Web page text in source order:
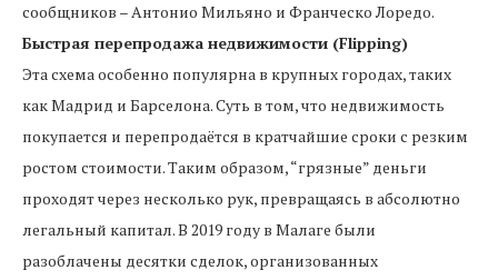
сообщников – Антонио Мильяно и Франческо Лоредо.
Быстрая перепродажа недвижимости (Flipping)
Эта схема особенно популярна в крупных городах, таких
как Мадрид и Барселона. Суть в том, что недвижимость
покупается и перепродаётся в кратчайшие сроки с резким
ростом стоимости. Таким образом, “грязные” деньги
проходят через несколько рук, превращаясь в абсолютно
легальный капитал. В 2019 году в Малаге были
разоблачены десятки сделок, организованных